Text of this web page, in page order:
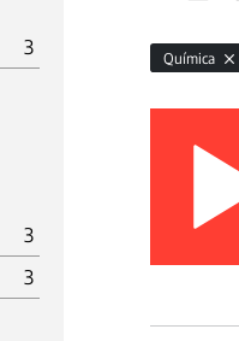
3
3
3
Química